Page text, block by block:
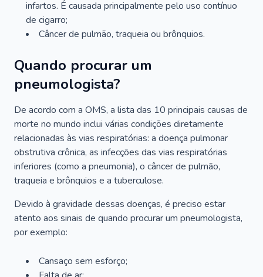
infartos. É causada principalmente pelo uso contínuo
de cigarro;
Câncer de pulmão, traqueia ou brônquios.
Quando procurar um
pneumologista?
De acordo com a OMS, a lista das 10 principais causas de
morte no mundo inclui várias condições diretamente
relacionadas às vias respiratórias: a doença pulmonar
obstrutiva crônica, as infecções das vias respiratórias
inferiores (como a pneumonia), o câncer de pulmão,
traqueia e brônquios e a tuberculose.
Devido à gravidade dessas doenças, é preciso estar
atento aos sinais de quando procurar um pneumologista,
por exemplo:
Cansaço sem esforço;